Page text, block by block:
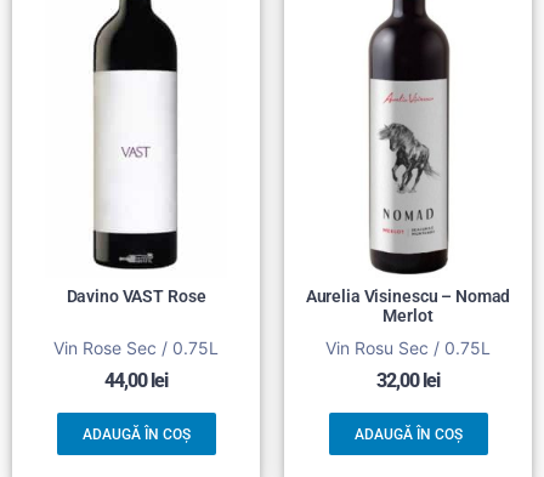
Davino VAST Rose
Vin Rose Sec / 0.75L
44,00lei
ADAUGĂ ÎN COȘ
Aurelia Visinescu – Nomad
Merlot
Vin Rosu Sec / 0.75L
32,00lei
ADAUGĂ ÎN COȘ